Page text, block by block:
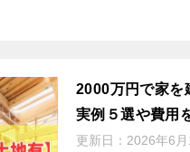
2000万円で家を
実例５選や費用
更新日： 2026年6月